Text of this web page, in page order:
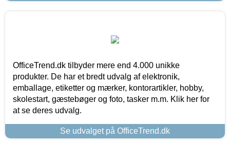
OfficeTrend.dk tilbyder mere end 4.000 unikke
produkter. De har et bredt udvalg af elektronik,
emballage, etiketter og mærker, kontorartikler, hobby,
skolestart, gæstebøger og foto, tasker m.m. Klik her for
at se deres udvalg.
Se udvalget på OfficeTrend.dk